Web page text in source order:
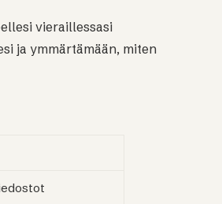
vieraillessasi
ja ymmärtämään, miten